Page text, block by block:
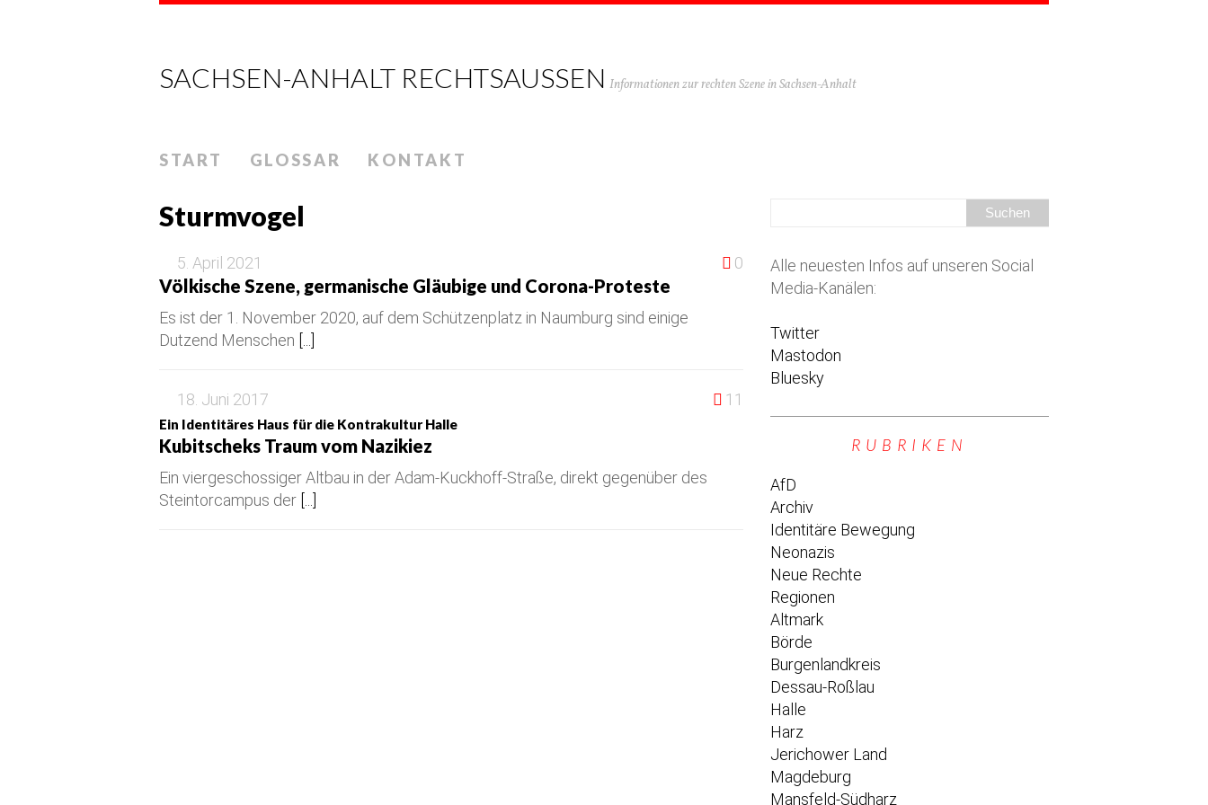
SACHSEN-ANHALT RECHTSAUSSEN Informationen zur rechten Szene in Sachsen-Anhalt
START GLOSSAR KONTAKT
Sturmvogel
5. April 2021 0
Völkische Szene, germanische Gläubige und Corona-Proteste
Es ist der 1. November 2020, auf dem Schützenplatz in Naumburg sind einige
Dutzend Menschen
18. Juni 2017 11
Ein Identitäres Haus für die Kontrakultur Halle
Kubitscheks Traum vom Nazikiez
Ein viergeschossiger Altbau in der Adam-Kuckhoff-Straße, direkt gegenüber des
Steintorcampus der
Alle neuesten Infos auf unseren Social
Media-Kanälen:
Twitter
Mastodon
Bluesky
RUBRIKEN
AfD
Archiv
Identitäre Bewegung
Neonazis
Neue Rechte
Regionen
Altmark
Börde
Burgenlandkreis
Dessau-Roßlau
Halle
Harz
Jerichower Land
Magdeburg
Mansfeld-Südharz